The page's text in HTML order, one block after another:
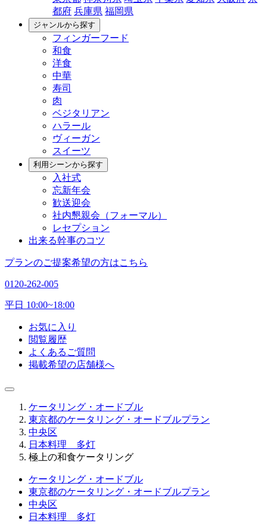
都府 兵庫県 福岡県
ジャンルから探す
フィンガーフード
和食
洋食
中華
寿司
肉
ベジタリアン
ハラール
ヴィーガン
スイーツ
利用シーンから探す
入社式
忘新年会
歓送迎会
社内懇親会（フォーマル）
レセプション
出来る幹事のコツ
プランのご提案希望の方はこちら
0120-262-005
平日 10:00~18:00
お気に入り
閲覧履歴
よくあるご質問
掲載希望の店舗様へ
ケータリング・オードブル
東京都のケータリング・オードブルプラン
中央区
日本料理 多灯
極上の和食ケータリング
ケータリング・オードブル
東京都のケータリング・オードブルプラン
中央区
日本料理 多灯